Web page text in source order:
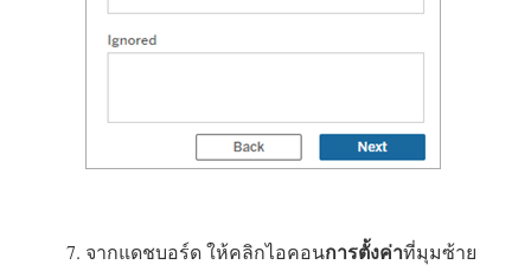
จากแดชบอร์ด ให้คลิกไอคอนการตั้งค่าที่มุมซ้าย